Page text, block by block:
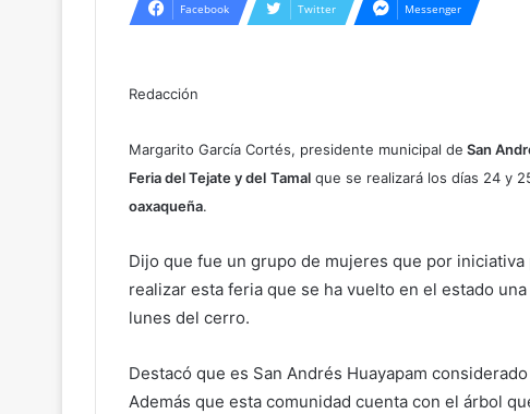
Facebook Twitter Messenger
Redacción
Margarito García Cortés, presidente municipal de San
Feria del Tejate y del Tamal que se realizará los días 24 y
oaxaqueña.
Dijo que fue un grupo de mujeres que por
realizar esta feria que se ha vuelto en el estado
lunes del cerro.
Destacó que es San Andrés Huayapam
Además que esta comunidad cuenta con el árbol